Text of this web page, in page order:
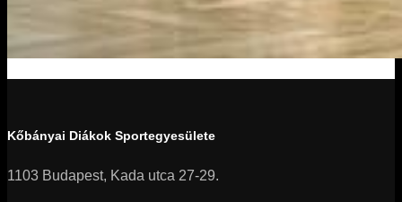
Kőbányai Diákok Sportegyesülete
1103 Budapest, Kada utca 27-29.